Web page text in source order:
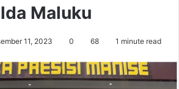
Maluku
11, 2023 0 68 1 minute read